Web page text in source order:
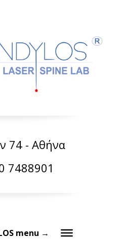
74 - Αθήνα
7488901
menu →